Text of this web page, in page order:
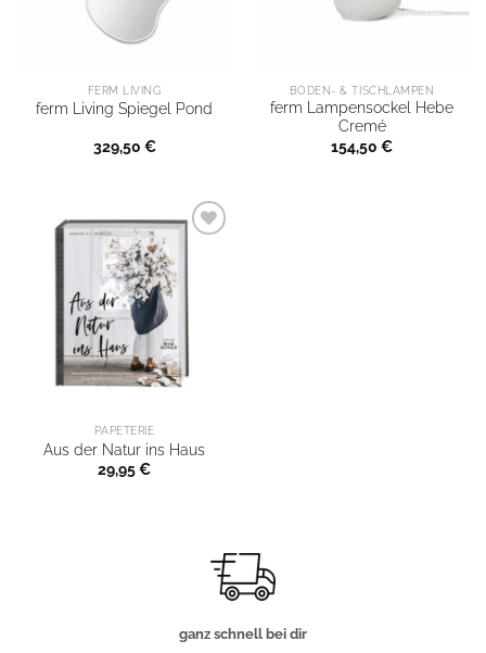
FERM LIVING
ferm Living Spiegel Pond
329,50 €
BODEN- & TISCHLAMPEN
ferm Lampensockel Hebe
Cremé
154,50 €
PAPETERIE
Aus der Natur ins Haus
29,95€
ganz schnell bei dir